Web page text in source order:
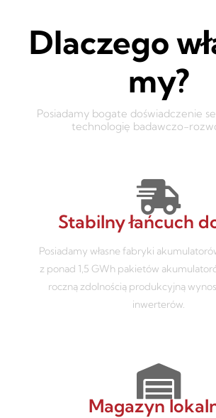
Dlaczego
my?
Posiadamy bogate doświadczenie
technologię badawczo-
Stabilny łańcuch
Posiadamy własne fabryki
z ponad 1,5 GWh pakietów
roczną zdolnością produkcyjną
inwerterów.
Magazyn